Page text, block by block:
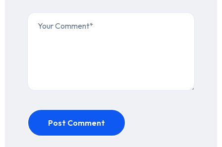
Post Comment